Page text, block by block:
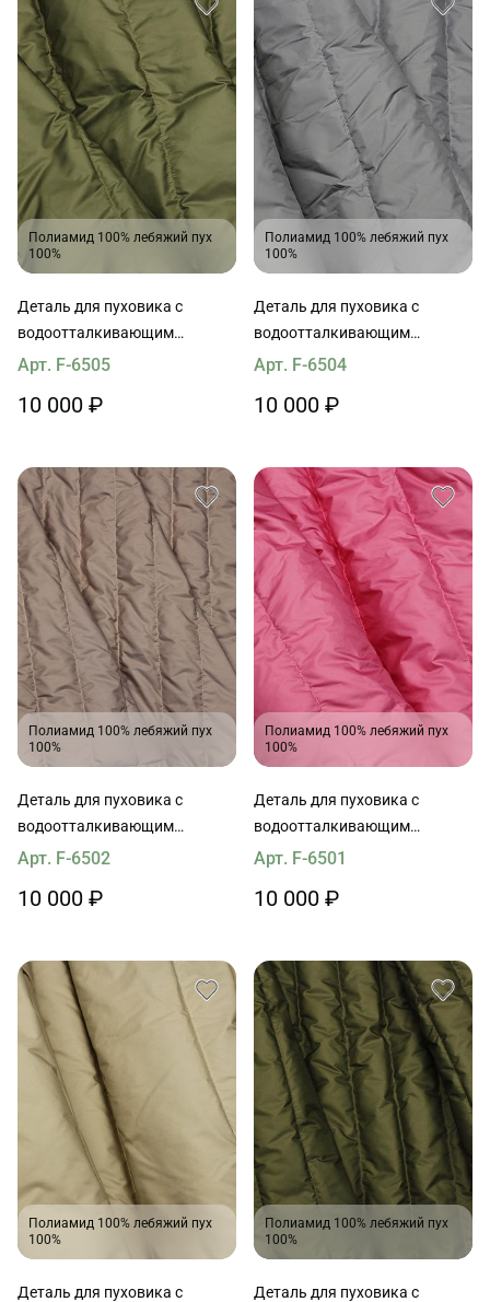
Полиамид 100% лебяжий пух
100%
Деталь для пуховика с
водоотталкивающим
покрытием наполнитель пух
Арт. F-6505
10 000 ₽
Полиамид 100% лебяжий пух
100%
Деталь для пуховика с
водоотталкивающим
покрытием наполнитель пух
Арт. F-6504
10 000 ₽
Полиамид 100% лебяжий пух
100%
Деталь для пуховика с
водоотталкивающим
покрытием наполнитель пух
Арт. F-6502
10 000 ₽
Полиамид 100% лебяжий пух
100%
Деталь для пуховика с
водоотталкивающим
покрытием наполнитель пух
Арт. F-6501
10 000 ₽
Полиамид 100% лебяжий пух
100%
Деталь для пуховика с
Полиамид 100% лебяжий пух
100%
Деталь для пуховика с